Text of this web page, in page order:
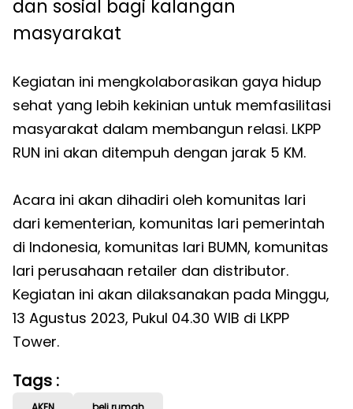
dan sosial bagi kalangan
masyarakat
Kegiatan ini mengkolaborasikan gaya hidup
sehat yang lebih kekinian untuk memfasilitasi
masyarakat dalam membangun relasi. LKPP
RUN ini akan ditempuh dengan jarak 5 KM.
Acara ini akan dihadiri oleh komunitas lari
dari kementerian, komunitas lari pemerintah
di Indonesia, komunitas lari BUMN, komunitas
lari perusahaan retailer dan distributor.
Kegiatan ini akan dilaksanakan pada Minggu,
13 Agustus 2023, Pukul 04.30 WIB di LKPP
Tower.
Tags :